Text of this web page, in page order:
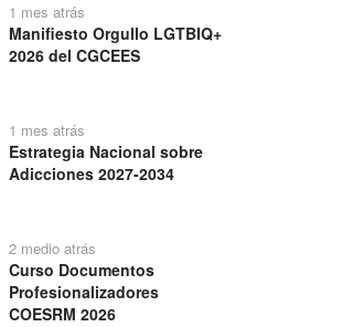
1 mes atrás
Manifiesto Orgullo LGTBIQ+
2026 del CGCEES
1 mes atrás
Estrategia Nacional sobre
Adicciones 2027-2034
2 medio atrás
Curso Documentos
Profesionalizadores
COESRM 2026